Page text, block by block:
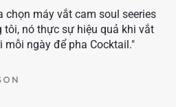
chọn máy vắt cam soul seeries
tôi, nó thực sự hiệu quả khi vắt
ngày để pha Cocktail."